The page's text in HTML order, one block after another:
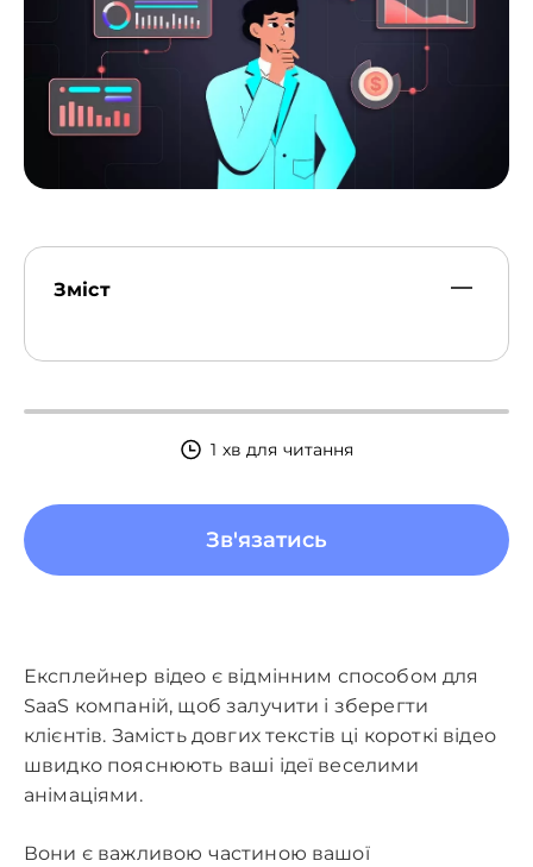
Зміст
1 хв для читання
Зв'язатись
Експлейнер відео є відмінним способом для
SaaS компаній, щоб залучити і зберегти
клієнтів. Замість довгих текстів ці короткі відео
швидко пояснюють ваші ідеї веселими
анімаціями.
Вони є важливою частиною вашої